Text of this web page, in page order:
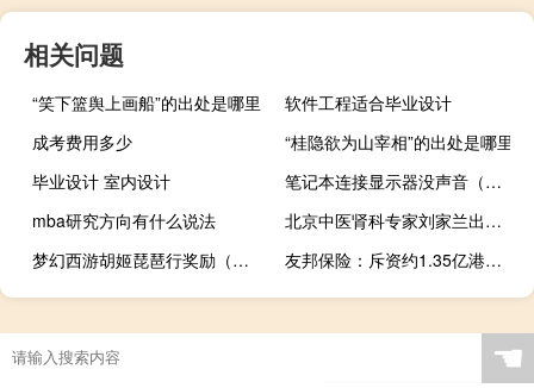
相关问题
“笑下篮舆上画船”的出处是哪里
软件工程适合毕业设计
成考费用多少
“桂隐欲为山宰相”的出处是哪里
毕业设计 室内设计
笔记本连接显示器没声音（笔记本连接显示器分屏）
mba研究方向有什么说法
北京中医肾科专家刘家兰出诊时间（中医肾病专家刘家兰）
梦幻西游胡姬琵琶行奖励（《梦幻西游》胡姬琵琶行）
友邦保险：斥资约1.35亿港元回购185.26万股
☚